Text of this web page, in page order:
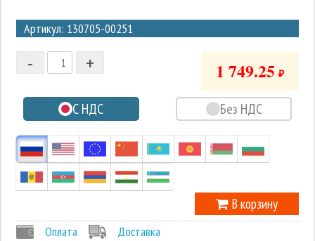
Артикул: 130705-00251
2
1
-1
+
- 1 749.25 ₽
С НДС Без НДС
В корзину
Оплата
Доставка